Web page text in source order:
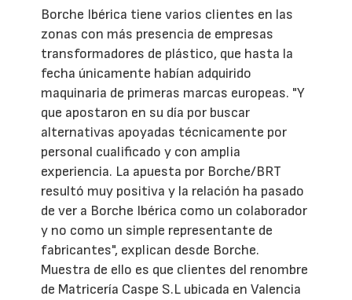
Borche Ibérica tiene varios clientes en las
zonas con más presencia de empresas
transformadores de plástico, que hasta la
fecha únicamente habían adquirido
maquinaria de primeras marcas europeas. "Y
que apostaron en su día por buscar
alternativas apoyadas técnicamente por
personal cualificado y con amplia
experiencia. La apuesta por Borche/BRT
resultó muy positiva y la relación ha pasado
de ver a Borche Ibérica como un colaborador
y no como un simple representante de
fabricantes", explican desde Borche.
Muestra de ello es que clientes del renombre
de Matricería Caspe S.L ubicada en Valencia